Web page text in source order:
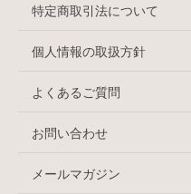
特定商取引法について
個人情報の取扱方針
よくあるご質問
お問い合わせ
メールマガジン